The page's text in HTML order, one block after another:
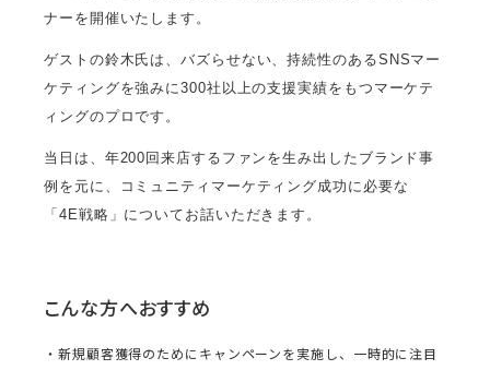
ナーを開催いたします。
ゲストの鈴木氏は、バズらせない、持続性のあるSNSマー
ケティングを強みに300社以上の支援実績をもつマーケテ
ィングのプロです。
当日は、年200回来店するファンを生み出したブランド事
例を元に、コミュニティマーケティング成功に必要な
「4E戦略」についてお話いただきます。
こんな方へおすすめ
・新規顧客獲得のためにキャンペーンを実施し、一時的に注目